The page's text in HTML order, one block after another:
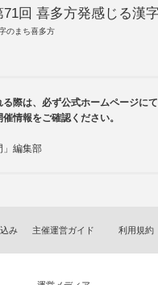
71回 喜多方発感じる漢
のまち喜多方
る際は、必ず公式ホームページにて
情報をご確認ください。
」編集部
み 主催運営ガイド 利用規約